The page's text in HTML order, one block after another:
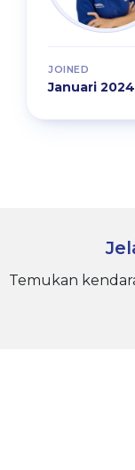
JOINED
Januari 2024
Temukan